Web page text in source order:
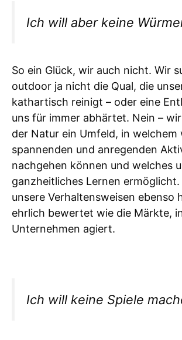
Ich will aber keine
So ein Glück, wir auch nicht. Wir
outdoor ja nicht die Qual, die
kathartisch reinigt – oder eine
uns für immer abhärtet. Nein –
der Natur ein Umfeld, in welchem
spannenden und anregenden
nachgehen können und welches
ganzheitliches Lernen ermöglicht.
unsere Verhaltensweisen ebenso
ehrlich bewertet wie die Märkte,
Unternehmen agiert.
Ich will keine Spiele